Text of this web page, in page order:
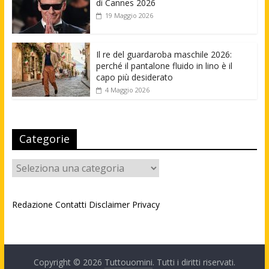
di Cannes 2026
19 Maggio 2026
Il re del guardaroba maschile 2026:
perché il pantalone fluido in lino è il
capo più desiderato
4 Maggio 2026
Categorie
Categorie
Redazione Contatti Disclaimer Privacy
Copyright © 2026 Tuttouomini. Tutti i diritti riservati.